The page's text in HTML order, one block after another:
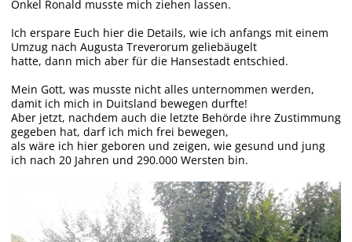
Onkel Ronald musste mich ziehen lassen.
Ich erspare Euch hier die Details, wie ich anfangs mit einem
Umzug nach Augusta Treverorum geliebäugelt
hatte, dann mich aber für die Hansestadt entschied.
Mein Gott, was musste nicht alles unternommen werden,
damit ich mich in Duitsland bewegen durfte!
Aber jetzt, nachdem auch die letzte Behörde ihre Zustimmung
gegeben hat, darf ich mich frei bewegen,
als wäre ich hier geboren und zeigen, wie gesund und jung
ich nach 20 Jahren und 290.000 Wersten bin.